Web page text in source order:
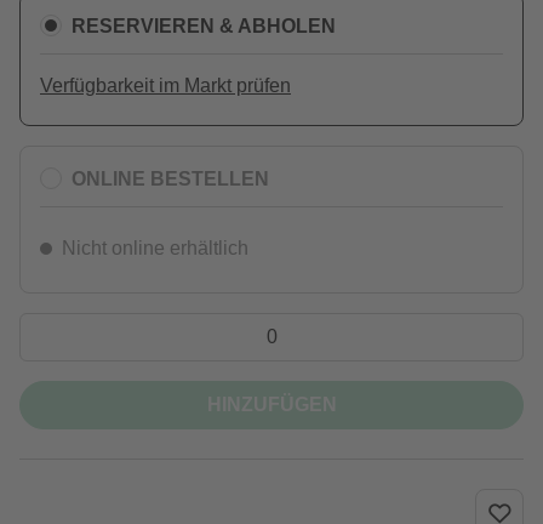
RESERVIEREN & ABHOLEN
Verfügbarkeit im Markt prüfen
ONLINE BESTELLEN
Nicht online erhältlich